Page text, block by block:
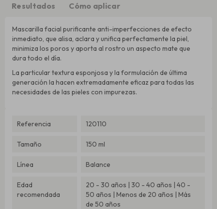
Resultados
Cómo aplicar
Mascarilla facial purificante anti-imperfecciones de efecto
inmediato, que alisa, aclara y unifica perfectamente la piel,
minimiza los poros y aporta al rostro un aspecto mate que
dura todo el día.
La particular textura esponjosa y la formulación de última
generación la hacen extremadamente eficaz para todas las
necesidades de las pieles con impurezas.
Referencia 120110
Tamaño 150 ml
Línea Balance
Edad
recomendada
20 - 30 años | 30 - 40 años | 40 -
50 años | Menos de 20 años | Más
de 50 años